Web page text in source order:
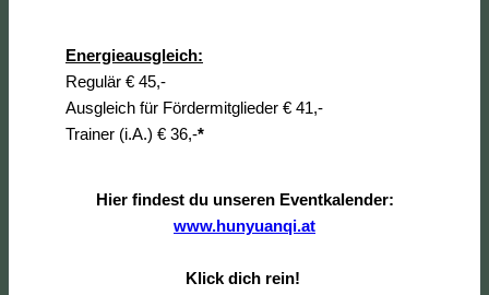
Energieausgleich:
Regulär € 45,-
Ausgleich für Fördermitglieder € 41,-
Trainer (i.A.) € 36,-*
Hier findest du unseren Eventkalender:
www.hunyuanqi.at
Klick dich rein!